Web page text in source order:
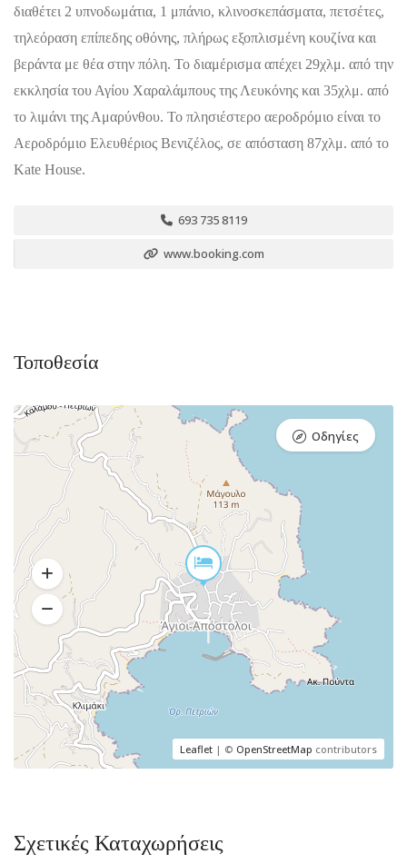
διαθέτει 2 υπνοδωμάτια, 1 μπάνιο, κλινοσκεπάσματα, πετσέτες,
τηλεόραση επίπεδης οθόνης, πλήρως εξοπλισμένη κουζίνα και
βεράντα με θέα στην πόλη. Το διαμέρισμα απέχει 29χλμ. από την
εκκλησία του Αγίου Χαραλάμπους της Λευκόνης και 35χλμ. από
το λιμάνι της Αμαρύνθου. Το πλησιέστερο αεροδρόμιο είναι το
Αεροδρόμιο Ελευθέριος Βενιζέλος, σε απόσταση 87χλμ. από το
Kate House.
693 735 8119
www.booking.com
Τοποθεσία
Leaflet | © OpenStreetMap contributors
Οδηγίες
Σχετικές Καταχωρήσεις